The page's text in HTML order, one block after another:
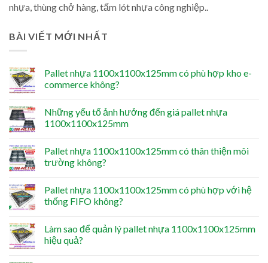
nhựa, thùng chở hàng, tấm lót nhựa công nghiệp..
BÀI VIẾT MỚI NHẤT
Pallet nhựa 1100x1100x125mm có phù hợp kho e-
commerce không?
Những yếu tố ảnh hưởng đến giá pallet nhựa
1100x1100x125mm
Pallet nhựa 1100x1100x125mm có thân thiện môi
trường không?
Pallet nhựa 1100x1100x125mm có phù hợp với hệ
thống FIFO không?
Làm sao để quản lý pallet nhựa 1100x1100x125mm
hiệu quả?